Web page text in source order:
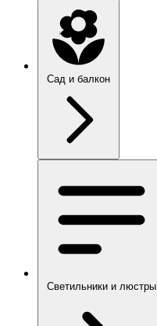
Сад и балкон
Светильники и люстры